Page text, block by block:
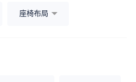
座椅布局